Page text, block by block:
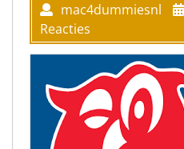
mac4dummiesnl
Reacties